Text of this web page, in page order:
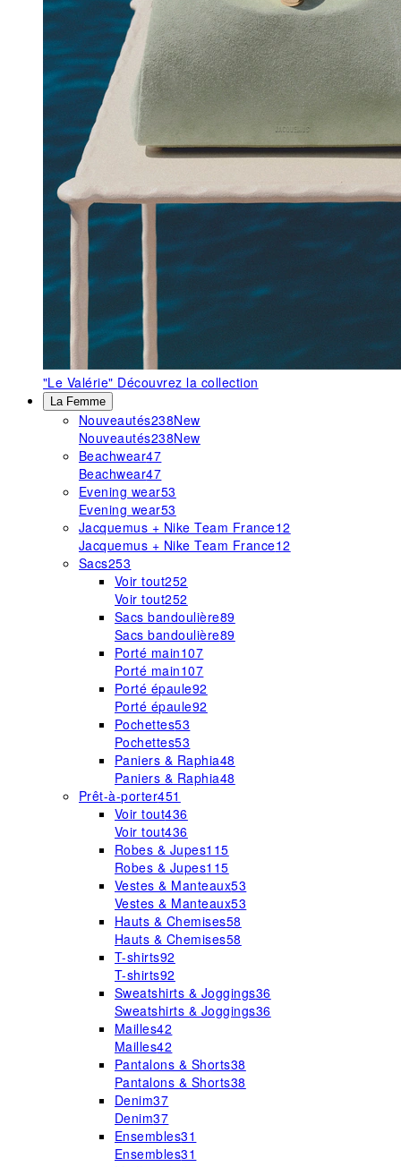
"Le Valérie" Découvrez la collection
La Femme
Nouveautés238New
Nouveautés238New
Beachwear47
Beachwear47
Evening wear53
Evening wear53
Jacquemus + Nike Team France12
Jacquemus + Nike Team France12
Sacs253
Voir tout252
Voir tout252
Sacs bandoulière89
Sacs bandoulière89
Porté main107
Porté main107
Porté épaule92
Porté épaule92
Pochettes53
Pochettes53
Paniers & Raphia48
Paniers & Raphia48
Prêt-à-porter451
Voir tout436
Voir tout436
Robes & Jupes115
Robes & Jupes115
Vestes & Manteaux53
Vestes & Manteaux53
Hauts & Chemises58
Hauts & Chemises58
T-shirts92
T-shirts92
Sweatshirts & Joggings36
Sweatshirts & Joggings36
Mailles42
Mailles42
Pantalons & Shorts38
Pantalons & Shorts38
Denim37
Denim37
Ensembles31
Ensembles31